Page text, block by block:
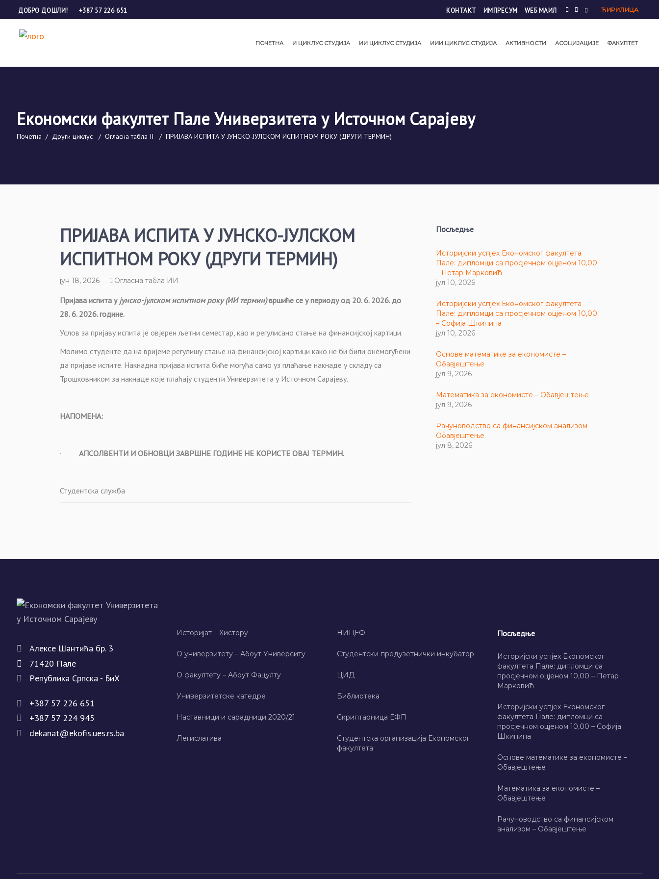
ДОБРО ДОШЛИ! +387 57 226 651 КОНТАКТ ИМПРЕСУМ WЕБ МАИЛ ЋИРИЛИЦА
ПОЧЕТНА И ЦИКЛУС СТУДИЈА ИИ ЦИКЛУС СТУДИЈА ИИИ ЦИКЛУС СТУДИЈА АКТИВНОСТИ АСОЦИЈАЦИЈЕ ФАКУЛТЕТ
Економски факултет Пале Универзитета у Источном Сарајеву
Почетна / Други циклус / Огласна табла II / ПРИЈАВА ИСПИТА У ЈУНСКО-ЈУЛСКОМ ИСПИТНОМ РОКУ (ДРУГИ ТЕРМИН)
ПРИЈАВА ИСПИТА У ЈУНСКО-ЈУЛСКОМ
ИСПИТНОМ РОКУ (ДРУГИ ТЕРМИН)
јун 18, 2026 Огласна табла ИИ
Пријава испита у јунско-јулском испитном року (ИИ термин)вршиће се у периоду од 20. 6. 2026. до
28. 6. 2026. године.
Услов за пријаву испита је овјеренљетни семестар, као и регулисано стање на финансијској картици.
Молимо студенте да на вријеме регулишу стање на финансијској картици како не би били онемогућени
да пријаве испите. Накнадна пријава испита биће могућа само уз плаћање накнаде у складу са
Трошковником за накнаде које плаћају студенти Универзитета у Источном Сарајеву.
НАПОМЕНА:
· АПСОЛВЕНТИ И ОБНОВЦИ ЗАВРШНЕ ГОДИНЕ НЕ КОРИСТЕ ОВАЈ ТЕРМИН.
Студентска служба
Посљедње
Историјски успјех Економског факултета
Пале: дипломци са просјечном оцјеном 10,00
– Петар Марковић
јул 10, 2026
Историјски успјех Економског факултета
Пале: дипломци са просјечном оцјеном 10,00
– Софија Шкипина
јул 10, 2026
Основе математике за економисте –
Обавјештење
јул 9, 2026
Математика за економисте – Обавјештење
јул 9, 2026
Рачуноводство са финансијском анализом –
Обавјештење
јул 8, 2026
Алeксe Шантића бр. 3
71420 Палe
Рeпублика Српска - БиХ
+387 57 226 651
+387 57 224 945
dekanat@ekofis.ues.rs.ba
Историјат – Хисторy
О универзитету – Абоут Университy
О факултету – Абоут Фацултy
Универзитетске катедре
Наставници и сарадници 2020/21
Легислатива
НИЦЕФ
Студентски предузетнички инкубатор
ЦИД
Библиотека
Скриптарница ЕФП
Студентска организација Економског
факултета
Посљедње
Историјски успјех Економског
факултета Пале: дипломци са
просјечном оцјеном 10,00 – Петар
Марковић
Историјски успјех Економског
факултета Пале: дипломци са
просјечном оцјеном 10,00 – Софија
Шкипина
Основе математике за економисте –
Обавјештење
Математика за економисте –
Обавјештење
Рачуноводство са финансијском
анализом – Обавјештење